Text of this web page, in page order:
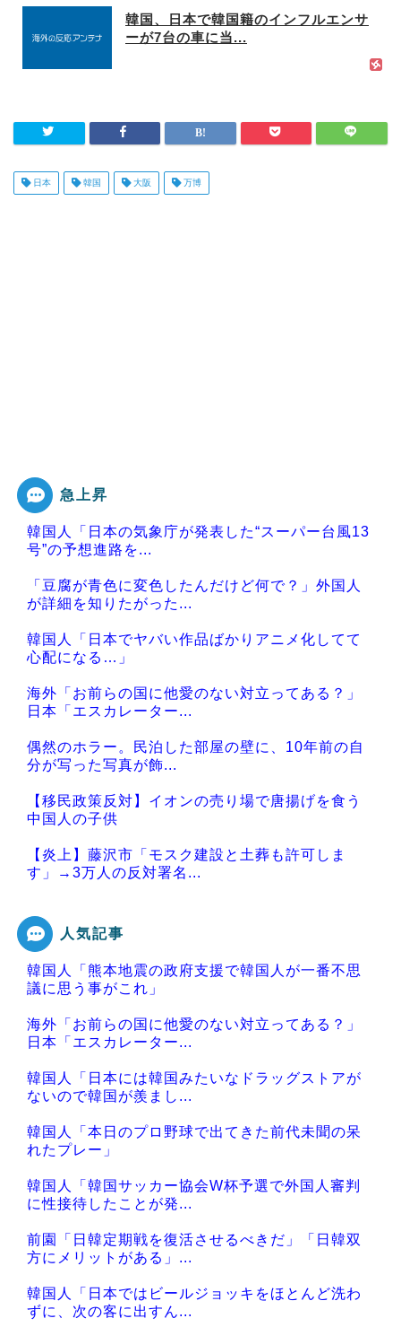
韓国、日本で韓国籍のインフルエンサ
ーが7台の車に当...
日本 韓国 大阪 万博
急上昇
韓国人「日本の気象庁が発表した“スーパー台風13
号”の予想進路を...
「豆腐が青色に変色したんだけど何で？」外国人
が詳細を知りたがった...
韓国人「日本でヤバい作品ばかりアニメ化してて
心配になる…」
海外「お前らの国に他愛のない対立ってある？」
日本「エスカレーター...
偶然のホラー。民泊した部屋の壁に、10年前の自
分が写った写真が飾...
【移民政策反対】イオンの売り場で唐揚げを食う
中国人の子供
【炎上】藤沢市「モスク建設と土葬も許可しま
す」→3万人の反対署名...
Powered by livedoor 相互RSS
人気記事
韓国人「熊本地震の政府支援で韓国人が一番不思
議に思う事がこれ」
海外「お前らの国に他愛のない対立ってある？」
日本「エスカレーター...
韓国人「日本には韓国みたいなドラッグストアが
ないので韓国が羨まし...
韓国人「本日のプロ野球で出てきた前代未聞の呆
れたプレー」
韓国人「韓国サッカー協会W杯予選で外国人審判
に性接待したことが発...
前園「日韓定期戦を復活させるべきだ」「日韓双
方にメリットがある」...
韓国人「日本ではビールジョッキをほとんど洗わ
ずに、次の客に出すん...